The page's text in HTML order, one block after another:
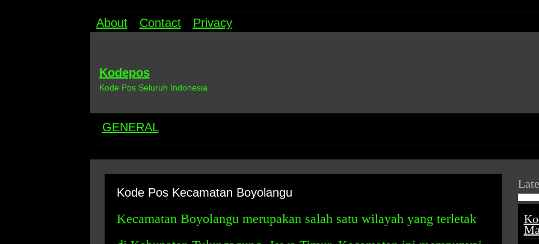
About Contact Privacy
Kodepos
Kode Pos Seluruh Indonesia
GENERAL
Kode Pos Kecamatan Boyolangu
Kecamatan Boyolangu merupakan salah satu wilayah yang terletak